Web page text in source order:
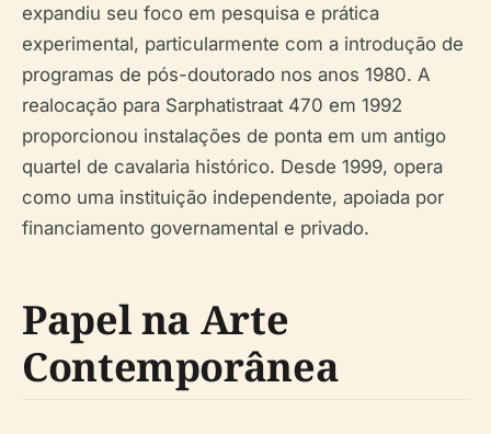
expandiu seu foco em pesquisa e prática
experimental, particularmente com a introdução de
programas de pós-doutorado nos anos 1980. A
realocação para Sarphatistraat 470 em 1992
proporcionou instalações de ponta em um antigo
quartel de cavalaria histórico. Desde 1999, opera
como uma instituição independente, apoiada por
financiamento governamental e privado.
Papel na Arte
Contemporânea